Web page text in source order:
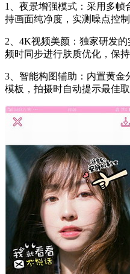
1、夜景增强模式：采用多帧
持画面纯净度，实测噪点控制
2、4K视频美颜：独家研发
频时同步进行肤质优化，保
3、智能构图辅助：内置黄金
模板，拍摄时自动提示最佳取